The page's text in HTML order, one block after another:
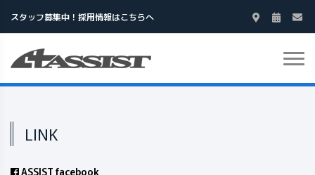
スタッフ募集中！採用情報はこちらへ
LINK
ASSIST facebook